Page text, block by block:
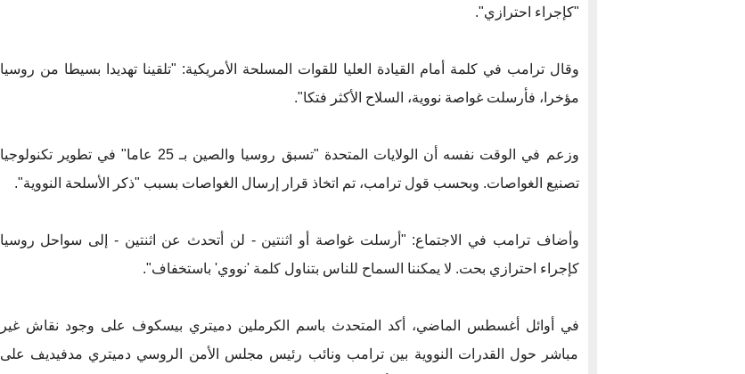
"كإجراء احترازي".
وقال ترامب في كلمة أمام القيادة العليا للقوات المسلحة الأمريكية: "تلقينا تهديدا بسيطا من روسيا
مؤخرا، فأرسلت غواصة نووية، السلاح الأكثر فتكا".
وزعم في الوقت نفسه أن الولايات المتحدة "تسبق روسيا والصين بـ 25 عاما" في تطوير تكنولوجيا
تصنيع الغواصات. وبحسب قول ترامب، تم اتخاذ قرار إرسال الغواصات بسبب "ذكر الأسلحة النووية".
وأضاف ترامب في الاجتماع: "أرسلت غواصة أو اثنتين - لن أتحدث عن اثنتين - إلى سواحل روسيا
كإجراء احترازي بحت. لا يمكننا السماح للناس بتناول كلمة 'نووي' باستخفاف".
في أوائل أغسطس الماضي، أكد المتحدث باسم الكرملين دميتري بيسكوف على وجود نقاش غير
مباشر حول القدرات النووية بين ترامب ونائب رئيس مجلس الأمن الروسي دميتري مدفيديف على